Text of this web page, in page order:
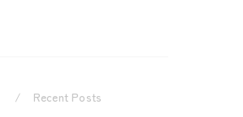
Recent Posts